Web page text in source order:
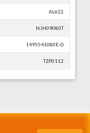
AL622
NJH09080T
1495541080E-D
TZP0112